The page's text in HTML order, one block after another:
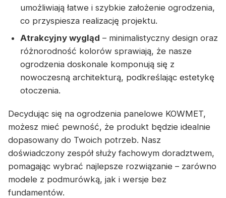
umożliwiają łatwe i szybkie założenie ogrodzenia,
co przyspiesza realizację projektu.
Atrakcyjny wygląd – minimalistyczny design oraz
różnorodność kolorów sprawiają, że nasze
ogrodzenia doskonale komponują się z
nowoczesną architekturą, podkreślając estetykę
otoczenia.
Decydując się na ogrodzenia panelowe KOWMET,
możesz mieć pewność, że produkt będzie idealnie
dopasowany do Twoich potrzeb. Nasz
doświadczony zespół służy fachowym doradztwem,
pomagając wybrać najlepsze rozwiązanie – zarówno
modele z podmurówką, jak i wersje bez
fundamentów.